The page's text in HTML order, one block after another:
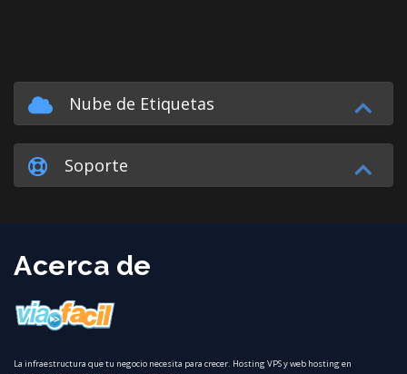
Nube de Etiquetas
Soporte
Acerca de
La infraestructura que tu negocio necesita para crecer. Hosting VPS y web hosting en